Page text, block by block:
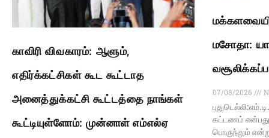
காவிரி விவகாரம்: ஆளும்,
எதிர்க்கட்சிகள் கூட கூட்டாத
அனைத்துக்கட்சி கூட்டத்தை நாங்கள்
கூட்டியுள்ளோம்: முன்னாள் எம்எல்ஏ
மசோதா:
07/08/2026
கட்டணம் என்பது
பொருந்தும்